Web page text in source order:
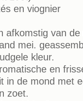
en viognier
afkomstig van
mei.
kleur.
en
in de mond met
zoet.